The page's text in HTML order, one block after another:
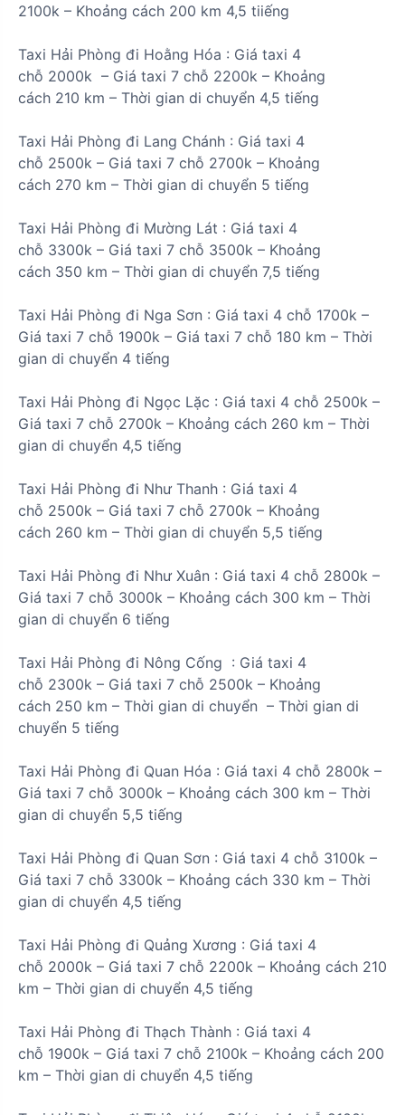
2100k – Khoảng cách 200 km 4,5 tiiếng
Taxi Hải Phòng đi Hoằng Hóa : Giá taxi 4
chỗ 2000k – Giá taxi 7 chỗ 2200k – Khoảng
cách 210 km – Thời gian di chuyển 4,5 tiếng
Taxi Hải Phòng đi Lang Chánh : Giá taxi 4
chỗ 2500k – Giá taxi 7 chỗ 2700k – Khoảng
cách 270 km – Thời gian di chuyển 5 tiếng
Taxi Hải Phòng đi Mường Lát : Giá taxi 4
chỗ 3300k – Giá taxi 7 chỗ 3500k – Khoảng
cách 350 km – Thời gian di chuyển 7,5 tiếng
Taxi Hải Phòng đi Nga Sơn : Giá taxi 4 chỗ 1700k –
Giá taxi 7 chỗ 1900k – Giá taxi 7 chỗ 180 km – Thời
gian di chuyển 4 tiếng
Taxi Hải Phòng đi Ngọc Lặc : Giá taxi 4 chỗ 2500k –
Giá taxi 7 chỗ 2700k – Khoảng cách 260 km – Thời
gian di chuyển 4,5 tiếng
Taxi Hải Phòng đi Như Thanh : Giá taxi 4
chỗ 2500k – Giá taxi 7 chỗ 2700k – Khoảng
cách 260 km – Thời gian di chuyển 5,5 tiếng
Taxi Hải Phòng đi Như Xuân : Giá taxi 4 chỗ 2800k –
Giá taxi 7 chỗ 3000k – Khoảng cách 300 km – Thời
gian di chuyển 6 tiếng
Taxi Hải Phòng đi Nông Cống : Giá taxi 4
chỗ 2300k – Giá taxi 7 chỗ 2500k – Khoảng
cách 250 km – Thời gian di chuyển – Thời gian di
chuyển 5 tiếng
Taxi Hải Phòng đi Quan Hóa : Giá taxi 4 chỗ 2800k –
Giá taxi 7 chỗ 3000k – Khoảng cách 300 km – Thời
gian di chuyển 5,5 tiếng
Taxi Hải Phòng đi Quan Sơn : Giá taxi 4 chỗ 3100k –
Giá taxi 7 chỗ 3300k – Khoảng cách 330 km – Thời
gian di chuyển 4,5 tiếng
Taxi Hải Phòng đi Quảng Xương : Giá taxi 4
chỗ 2000k – Giá taxi 7 chỗ 2200k – Khoảng cách 210
km – Thời gian di chuyển 4,5 tiếng
Taxi Hải Phòng đi Thạch Thành : Giá taxi 4
chỗ 1900k – Giá taxi 7 chỗ 2100k – Khoảng cách 200
km – Thời gian di chuyển 4,5 tiếng